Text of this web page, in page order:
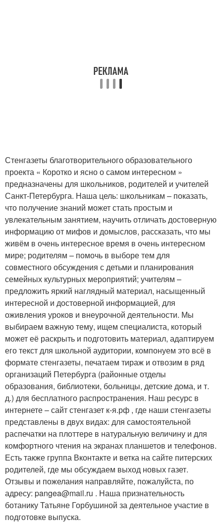
Стенгазеты благотворительного образовательного
проекта « Коротко и ясно о самом интересном »
предназначены для школьников, родителей и учителей
Санкт-Петербурга. Наша цель: школьникам – показать,
что получение знаний может стать простым и
увлекательным занятием, научить отличать достоверную
информацию от мифов и домыслов, рассказать, что мы
живём в очень интересное время в очень интересном
мире; родителям – помочь в выборе тем для
совместного обсуждения с детьми и планирования
семейных культурных мероприятий; учителям –
предложить яркий наглядный материал, насыщенный
интересной и достоверной информацией, для
оживления уроков и внеурочной деятельности. Мы
выбираем важную тему, ищем специалиста, который
может её раскрыть и подготовить материал, адаптируем
его текст для школьной аудитории, компонуем это всё в
формате стенгазеты, печатаем тираж и отвозим в ряд
организаций Петербурга (районные отделы
образования, биб­лиотеки, больницы, детские дома, и т.
д.) для бесплатного распространения. Наш ресурс в
интернете – сайт стенгазет к-я.рф , где наши стенгазеты
представлены в двух видах: для самостоятельной
распечатки на плоттере в натуральную величину и для
комфорт­ного чтения на экранах планшетов и телефонов.
Есть также группа Вконтакте и ветка на сайте питерских
родителей, где мы обсуждаем выход новых газет.
Отзывы и пожелания направляйте, пожалуйста, по
адресу: pangea@mail.ru . Наша признательность
ботанику Татьяне Горбушиной за деятельное участие в
подготовке выпуска.